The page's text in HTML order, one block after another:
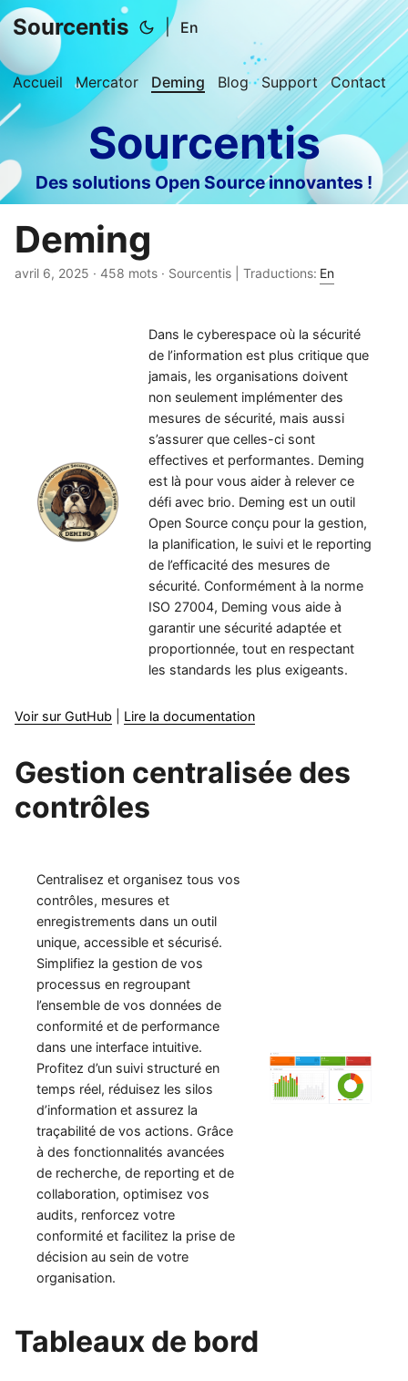
Sourcentis | En
Accueil Mercator Deming Blog Support Contact
Sourcentis
Des solutions Open Source innovantes !
Deming
avril 6, 2025 · 458 mots · Sourcentis | Traductions: En
Dans le cyberespace où la sécurité
de l’information est plus critique que
jamais, les organisations doivent
non seulement implémenter des
mesures de sécurité, mais aussi
s’assurer que celles-ci sont
effectives et performantes. Deming
est là pour vous aider à relever ce
défi avec brio. Deming est un outil
Open Source conçu pour la gestion,
la planification, le suivi et le reporting
de l’efficacité des mesures de
sécurité. Conformément à la norme
ISO 27004, Deming vous aide à
garantir une sécurité adaptée et
proportionnée, tout en respectant
les standards les plus exigeants.
Voir sur GutHub Lire la documentation
Gestion centralisée des
contrôles
Centralisez et organisez tous vos
contrôles, mesures et
enregistrements dans un outil
unique, accessible et sécurisé.
Simplifiez la gestion de vos
processus en regroupant
l’ensemble de vos données de
conformité et de performance
dans une interface intuitive.
Profitez d’un suivi structuré en
temps réel, réduisez les silos
d’information et assurez la
traçabilité de vos actions. Grâce
à des fonctionnalités avancées
de recherche, de reporting et de
collaboration, optimisez vos
audits, renforcez votre
conformité et facilitez la prise de
décision au sein de votre
organisation.
Tableaux de bord